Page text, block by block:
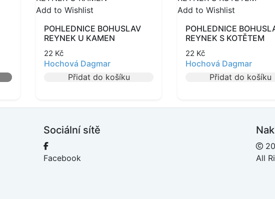
Add to Wishlist
POHLEDNICE BOHUSLAV
REYNEK U KAMEN
22 Kč
Hochová Dagmar
Přidat do košíku
Add to Wishlist
POHLEDNICE
REYNEK S KOTĚTEM
22 Kč
Hochová Dagmar
Přidat do košíku
Sociální sítě
Facebook
All